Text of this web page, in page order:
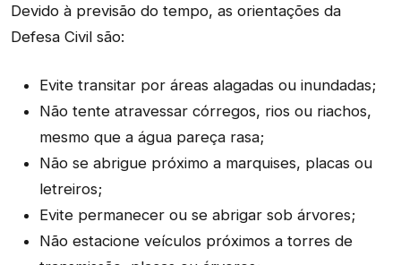
Devido à previsão do tempo, as orientações da
Defesa Civil são:
Evite transitar por áreas alagadas ou inundadas;
Não tente atravessar córregos, rios ou riachos,
mesmo que a água pareça rasa;
Não se abrigue próximo a marquises, placas ou
letreiros;
Evite permanecer ou se abrigar sob árvores;
Não estacione veículos próximos a torres de